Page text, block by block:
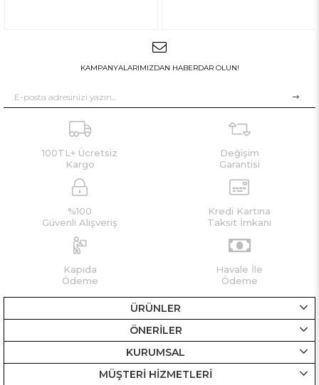
KAMPANYALARIMIZDAN HABERDAR OLUN!
100TL+ Ücretsiz
Kargo
Değişim
Garantisi
%100
Güvenli Alışveriş
Kredi Kartına
Taksit İmkanı
Kapıda
Ödeme
Havale İle
Ödeme
ÜRÜNLER
ÖNERİLER
KURUMSAL
MÜŞTERİ HİZMETLERİ